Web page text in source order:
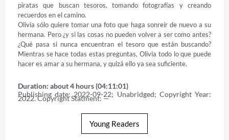
piratas que buscan tesoros, tomando fotografías y creando
recuerdos en el camino.
Olivia sólo quiere tomar una foto que haga sonreír de nuevo a su
hermana. Pero ¿y si las cosas no pueden volver a ser como antes?
¿Qué pasa si nunca encuentran el tesoro que están buscando?
Mientras se hace todas estas preguntas, Olivia todo lo que puede
hacer es amar a su hermana, y quizá ello ya sea suficiente.
Duration: about 4 hours (04:11:01)
Publishing date: 2022-09-22; Unabridged; Copyright Year:
2022. Copyright Statment: —
Young Readers